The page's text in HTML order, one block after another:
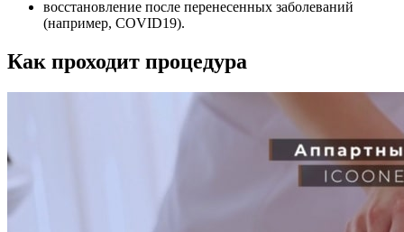
восстановление после перенесенных заболеваний
(например, COVID19).
Как проходит процедура